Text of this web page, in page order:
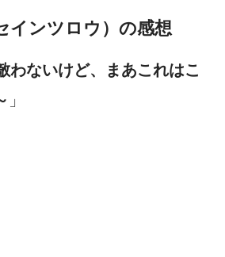
インツロウ）の感想
わないけど、まあこれはこ
」